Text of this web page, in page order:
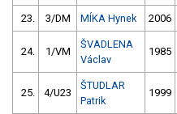
23. 3/DM MÍKA Hynek 2006
24. 1/VM
ŠVADLENA
Václav
1985
25. 4/U23
ŠTUDLAR
Patrik
1999